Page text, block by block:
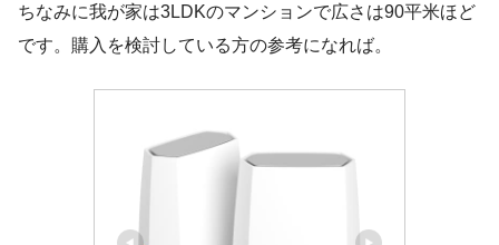
ちなみに我が家は3LDKのマンションで広さは90平米ほど
です。購入を検討している方の参考になれば。